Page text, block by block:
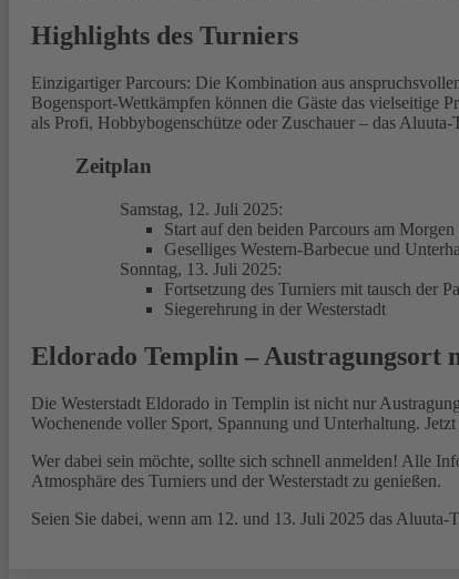
Highlights des Turniers
Einzigartiger Parcours: Die Kombination aus
Bogensport-Wettkämpfen können die Gäste das vielseitige
als Profi, Hobbybogenschütze oder Zuschauer – das
Zeitplan
Samstag, 12. Juli 2025:
Start auf den beiden Parcours am Morgen
Geselliges Western-Barbecue und
Sonntag, 13. Juli 2025:
Fortsetzung des Turniers mit tausch der
Siegerehrung in der Westerstadt
Eldorado Templin – Austragungsort
Die Westerstadt Eldorado in Templin ist nicht nur
Wochenende voller Sport, Spannung und Unterhaltung.
Wer dabei sein möchte, sollte sich schnell anmelden! Alle
Atmosphäre des Turniers und der Westerstadt zu genießen.
Seien Sie dabei, wenn am 12. und 13. Juli 2025 das